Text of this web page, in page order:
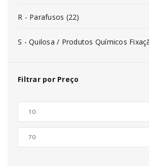
R - Parafusos (22)
S - Quilosa / Produtos Químicos
Filtrar por Preço